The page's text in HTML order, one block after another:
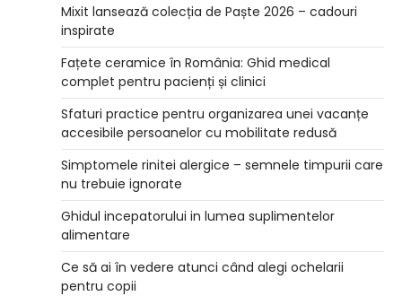
Mixit lansează colecția de Paște 2026 – cadouri
inspirate
Fațete ceramice în România: Ghid medical
complet pentru pacienți și clinici
Sfaturi practice pentru organizarea unei vacanțe
accesibile persoanelor cu mobilitate redusă
Simptomele rinitei alergice – semnele timpurii care
nu trebuie ignorate
Ghidul incepatorului in lumea suplimentelor
alimentare
Ce să ai în vedere atunci când alegi ochelarii
pentru copii